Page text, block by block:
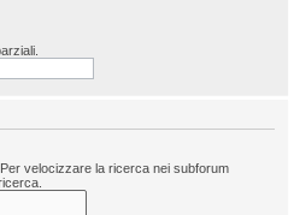
velocizzare la ricerca nei subforum